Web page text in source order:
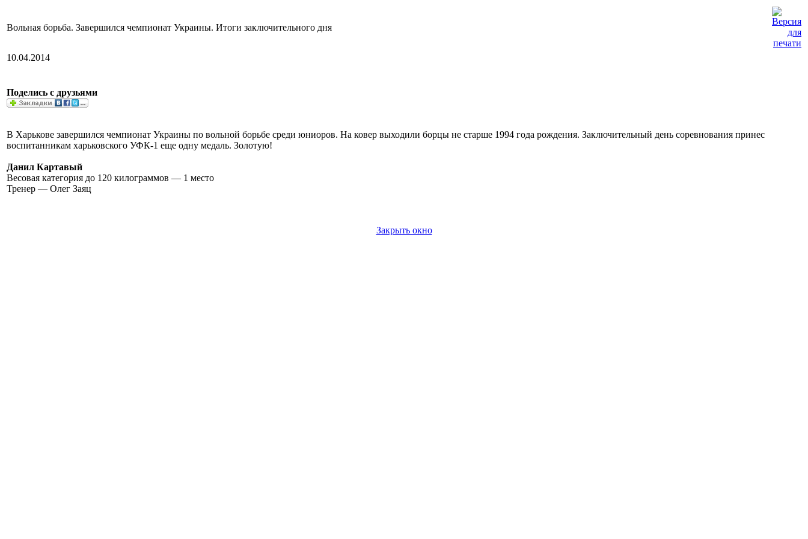
Вольная борьба. Завершился чемпионат Украины. Итоги заключительного дня
10.04.2014
Поделись с друзьями
В Харькове завершился чемпионат Украины по вольной борьбе среди юниоров. На ковер выходили борцы не старше 1994 года рождения. Заключительный день соревнования принес
воспитанникам харьковского УФК-1 еще одну медаль. Золотую!
Данил Картавый
Весовая категория до 120 килограммов — 1 место
Тренер — Олег Заяц
Закрыть окно